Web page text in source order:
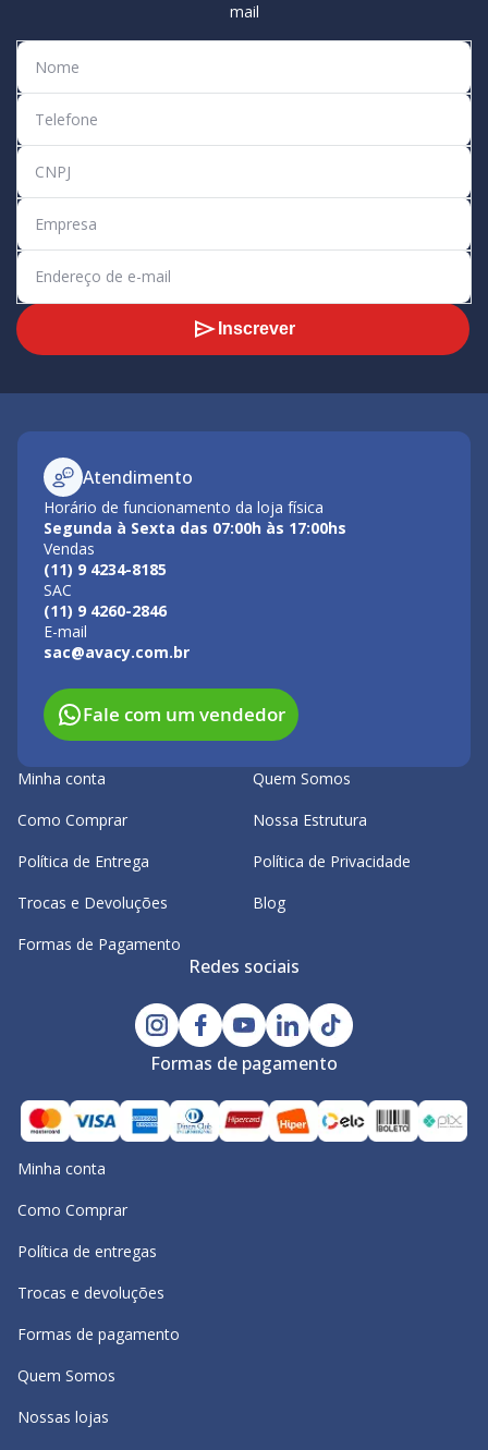
mail
Inscrever
Atendimento
Horário de funcionamento da loja física
Segunda à Sexta das 07:00h às 17:00hs
Vendas
(11) 9 4234-8185
SAC
(11) 9 4260-2846
E-mail
sac@avacy.com.br
Fale com um vendedor
Minha conta
Como Comprar
Política de Entrega
Trocas e Devoluções
Formas de Pagamento
Quem Somos
Nossa Estrutura
Política de Privacidade
Blog
Redes sociais
Formas de pagamento
Minha conta
Como Comprar
Política de entregas
Trocas e devoluções
Formas de pagamento
Quem Somos
Nossas lojas